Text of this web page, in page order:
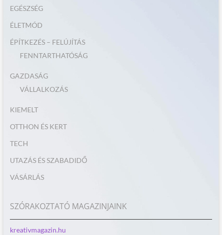
EGÉSZSÉG
ÉLETMÓD
ÉPÍTKEZÉS – FELÚJÍTÁS
FENNTARTHATÓSÁG
GAZDASÁG
VÁLLALKOZÁS
KIEMELT
OTTHON ÉS KERT
TECH
UTAZÁS ÉS SZABADIDŐ
VÁSÁRLÁS
SZÓRAKOZTATÓ MAGAZINJAINK
kreativmagazin.hu